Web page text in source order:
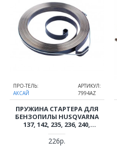
ПРО-ТЕЛЬ:
АКСАЙ
АРТИКУЛ:
7994AZ
ПРУЖИНА СТАРТЕРА ДЛЯ
БЕНЗОПИЛЫ HUSQVARNA
137, 142, 235, 236, 240,
PARTNER P350-P352 (5450080-
13 / 545008013)
226р.